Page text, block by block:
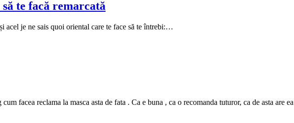
te facă remarcată
acel je ne sais quoi oriental care te face să te întrebi:…
facea reclama la masca asta de fata . Ca e buna , ca o recomanda tuturor, ca de asta are